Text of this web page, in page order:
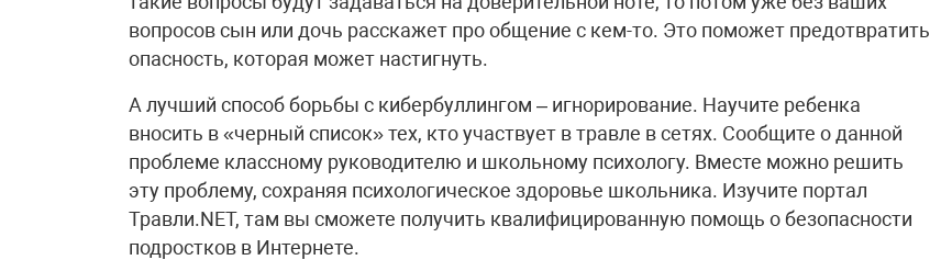
вопросов сын или дочь расскажет про общение с кем-то. Это поможет предотвратить
опасность, которая может настигнуть.
А лучший способ борьбы с кибербуллингом – игнорирование. Научите ребенка
вносить в «черный список» тех, кто участвует в травле в сетях. Сообщите о данной
проблеме классному руководителю и школьному психологу. Вместе можно решить
эту проблему, сохраняя психологическое здоровье школьника. Изучите портал
Травли.NET, там вы сможете получить квалифицированную помощь о безопасности
подростков в Интернете.